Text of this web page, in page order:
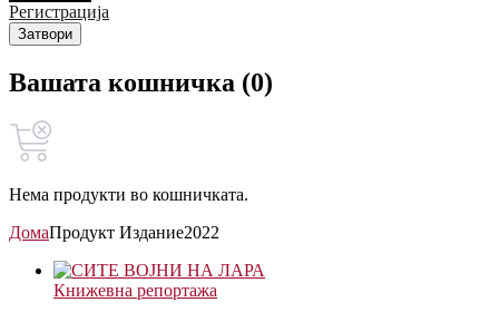
Регистрација
Затвори
Вашата кошничка (0)
Нема продукти во кошничката.
ДомаПродукт Издание2022
Книжевна репортажа